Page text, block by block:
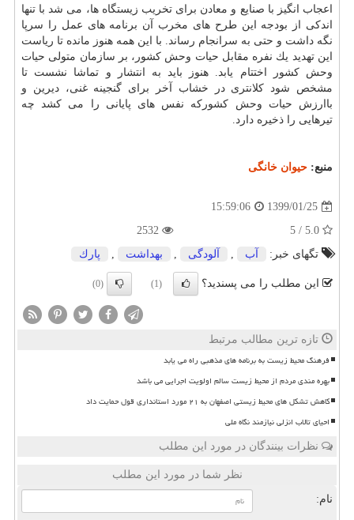
اعجاب انگیز با صنایع و معادن برای تخریب زیستگاه ها، می شد با تنها
اندكی از بودجه این طرح های مخرب آن برنامه های عمل را سرپا
نگه داشت و حتی به سرانجام رساند. با این همه هنوز مانده تا ریاست
این تهدید یك نفره مقابل حیات وحش كشور، بر سازمان متولی حیات
وحش كشور اختتام یابد. هنوز باید به انتشار و تماشا نشست تا
مشخص شود كلانتری در خشاب آخر برای گنجینه غنی، دیرین و
باارزش حیات وحش كشوركه نفس های پایانی را می كشد چه
تیرهایی را ذخیره دارد.
منبع: حیوان خانگی
1399/01/25
15:59:06
تگهای خبر:
آب , آلودگی , بهداشت , پارك
این مطلب را می پسندید؟ (1)
(0)
تازه ترین مطالب مرتبط
فرهنگ محیط زیست به برنامه های مذهبی راه می یابد
بهره مندی مردم از محیط زیست سالم اولویت اجرایی می باشد
کاهش تشکل های محیط زیستی اصفهان به ۲۱ مورد استانداری قول حمایت داد
احیای تالاب انزلی نیازمند نگاه ملی
نظرات بینندگان در مورد این مطلب
نظر شما در مورد این مطلب
نام: